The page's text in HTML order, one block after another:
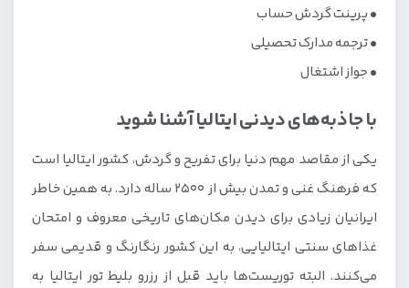
• پرینت گردش حساب
• ترجمه مدارک تحصیلی
• جواز اشتغال
با جاذبه‌های دیدنی ایتالیا آشنا شوید
یکی از مقاصد مهم دنیا برای تفریح و گردش، کشور ایتالیا است
که فرهنگ غنی و تمدن بیش از 2500 ساله دارد. به همین خاطر
ایرانیان زیادی برای دیدن مکان‌های تاریخی معروف و امتحان
غذاهای سنتی ایتالیایی، به این کشور رنگارنگ و قدیمی سفر
می‌کنند. البته توریست‌ها باید قبل از رزرو بلیط تور ایتالیا به